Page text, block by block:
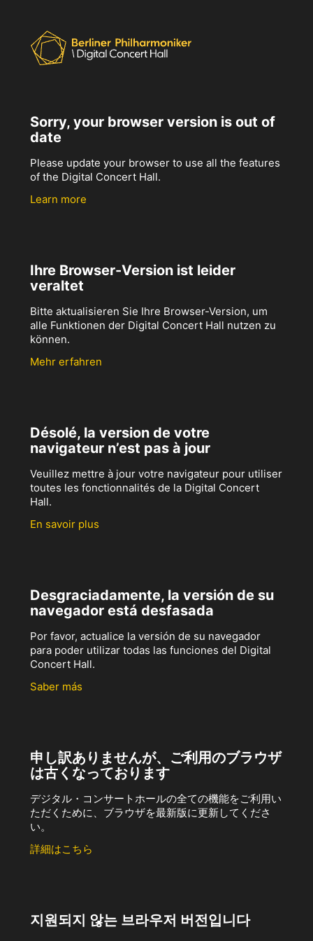
Sorry, your browser version is out of
date
Please update your browser to use all the features
of the Digital Concert Hall.
Learn more
Ihre Browser-Version ist leider
veraltet
Bitte aktualisieren Sie Ihre Browser-Version, um
alle Funktionen der Digital Concert Hall nutzen zu
können.
Mehr erfahren
Désolé, la version de votre
navigateur n’est pas à jour
Veuillez mettre à jour votre navigateur pour utiliser
toutes les fonctionnalités de la Digital Concert
Hall.
En savoir plus
Desgraciadamente, la versión de su
navegador está desfasada
Por favor, actualice la versión de su navegador
para poder utilizar todas las funciones del Digital
Concert Hall.
Saber más
申し訳ありませんが、ご利用のブラウザ
は古くなっております
デジタル・コンサートホールの全ての機能をご利用い
ただくために、ブラウザを最新版に更新してくださ
い。
詳細はこちら
지원되지 않는 브라우저 버전입니다